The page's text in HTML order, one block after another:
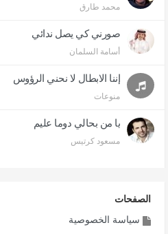
محمد طارق
صورني كي يصل ندائي
أسامة السلمان
إننا الابطال لا نحني الرؤوس
منوعات
يا من بحالي دوما عليم
مسعود كرتيس
الصفحات
سياسة الخصوصية